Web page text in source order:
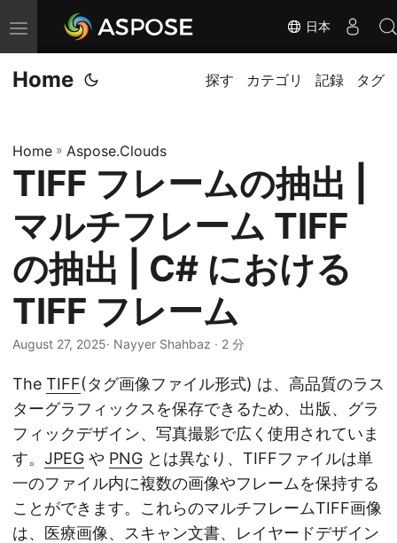
ナ
ビ
ゲ
ョ
ン
切
り
替
え
日本
Home 探す カテゴリ 記録 タグ
Home » Aspose.Clouds
TIFF フレームの抽出 |
マルチフレーム TIFF
の抽出 | C# における
TIFF フレーム
August 27, 2025· Nayyer Shahbaz · 2 分
The TIFF(タグ画像ファイル形式) は、高品質のラス
ターグラフィックスを保存できるため、出版、グラ
フィックデザイン、写真撮影で広く使用されていま
す。 JPEG や PNG とは異なり、TIFFファイルは単
一のファイル内に複数の画像やフレームを保持する
ことができます。これらのマルチフレームTIFF画像
は、医療画像、スキャン文書、レイヤードデザイン